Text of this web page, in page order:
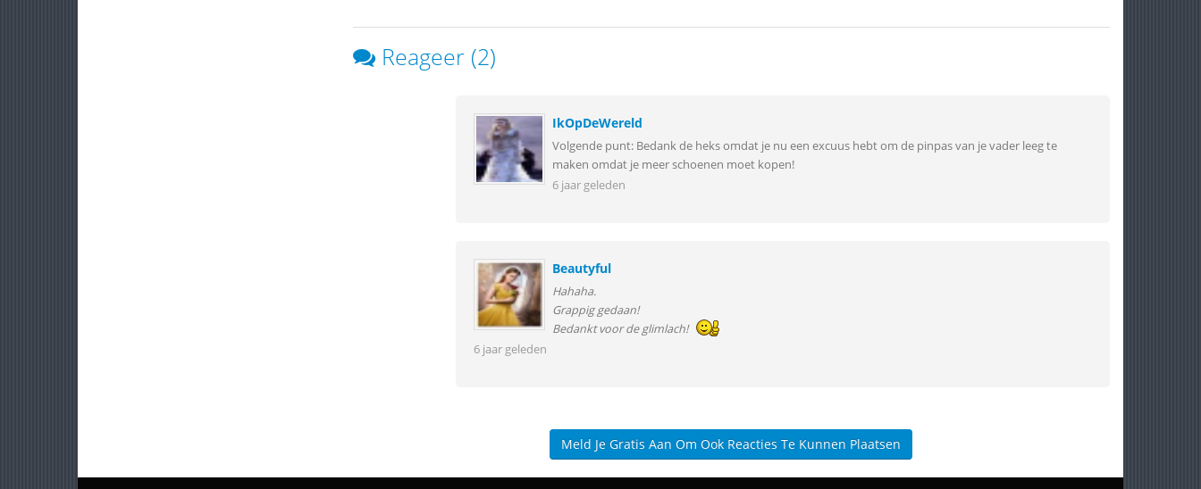
Reageer (2)
IkOpDeWereld
Volgende punt: Bedank de heks omdat je nu een excuus hebt om de pinpas van je vader leeg te
maken omdat je meer schoenen moet kopen!
6 jaar geleden
Beautyful
Hahaha.
Grappig gedaan!
Bedankt voor de glimlach!
6 jaar geleden
Meld Je Gratis Aan Om Ook Reacties Te Kunnen Plaatsen